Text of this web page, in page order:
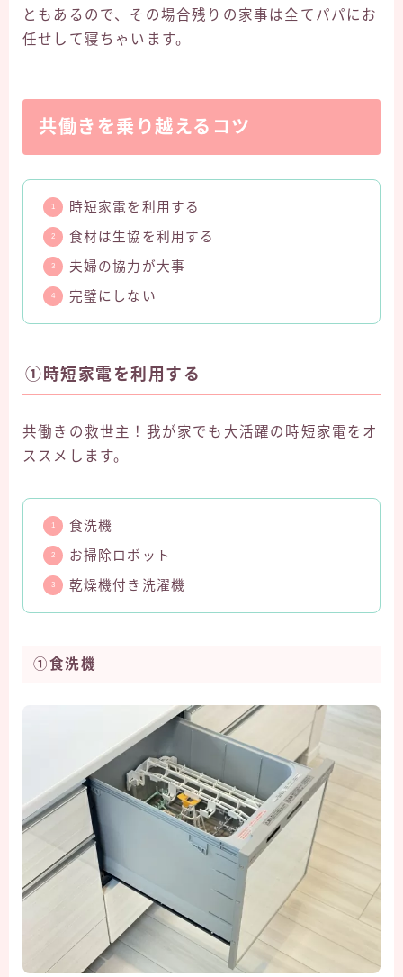
ともあるので、その場合残りの家事は全てパパにお
任せして寝ちゃいます。
共働きを乗り越えるコツ
時短家電を利用する
食材は生協を利用する
夫婦の協力が大事
完璧にしない
①時短家電を利用する
共働きの救世主！我が家でも大活躍の時短家電をオ
ススメします。
食洗機
お掃除ロボット
乾燥機付き洗濯機
①食洗機